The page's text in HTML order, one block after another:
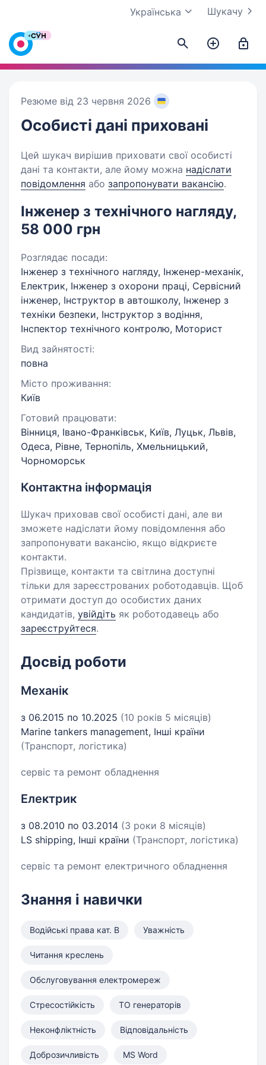
Шукачу
Українська
Резюме від 23 червня 2026
Особисті дані приховані
Цей шукач вирішив приховати свої особисті
дані та контакти, але йому можна надіслати
повідомлення або запропонувати вакансію.
Інженер з технічного нагляду,
58 000 грн
Розглядає посади:
Інженер з технічного нагляду, Інженер-механік,
Електрик, Інженер з охорони праці, Сервісний
інженер, Інструктор в автошколу, Інженер з
техніки безпеки, Інструктор з водіння,
Інспектор технічного контролю, Моторист
Вид зайнятості:
повна
Місто проживання:
Київ
Готовий працювати:
Вінниця, Івано-Франківськ, Київ, Луцьк, Львів,
Одеса, Рівне, Тернопіль, Хмельницький,
Чорноморськ
Контактна інформація
Шукач приховав свої особисті дані, але ви
зможете надіслати йому повідомлення або
запропонувати вакансію, якщо відкриєте
контакти.
Прізвище, контакти та світлина доступні
тільки для зареєстрованих роботодавців. Щоб
отримати доступ до особистих даних
кандидатів, увійдіть як роботодавець або
зареєструйтеся.
Досвід роботи
Механік
з 06.2015 по 10.2025 (10 років 5 місяців)
Marine tankers management, Інші країни
(Транспорт, логістика)
сервіс та ремонт обладнення
Електрик
з 08.2010 по 03.2014 (3 роки 8 місяців)
LS shipping, Інші країни (Транспорт, логістика)
сервіс та ремонт електричного обладнення
Знання і навички
Водійські права кат. B Уважність
Читання креслень
Обслуговування електромереж
Стресостійкість ТО генераторів
Неконфліктність Відповідальність
Доброзичливість MS Word